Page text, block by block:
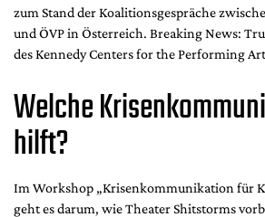
zum Stand der Koalitionsgespräche
und ÖVP in Österreich. Breaking News:
des Kennedy Centers for the Performing
Welche
hilft?
Im Workshop „Krisenkommunikation für
geht es darum, wie Theater Shitstorms